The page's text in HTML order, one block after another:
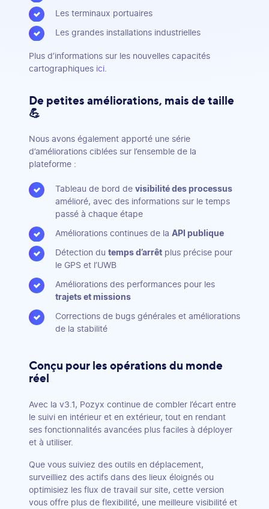
Les terminaux portuaires
Les grandes installations industrielles
Plus d’informations sur les nouvelles capacités
cartographiques ici
De petites améliorations, mais de taille
💪
Nous avons également apporté une série
d’améliorations ciblées sur l’ensemble de la
plateforme :
Tableau de bord de visibilité des processus
amélioré, avec des informations sur le temps
passé à chaque étape
Améliorations continues de la API publique
Détection du temps d’arrêt plus précise pour
le GPS et l’UWB
‍Améliorations des performances pour les
trajets et missions
Corrections de bugs générales et améliorations
de la stabilité
Conçu pour les opérations du monde
réel
Avec la v3.1, Pozyx continue de combler l’écart entre
le suivi en intérieur et en extérieur, tout en rendant
ses fonctionnalités avancées plus faciles à déployer
et à utiliser.
Que vous suiviez des outils en déplacement,
surveilliez des actifs dans des lieux éloignés ou
optimisiez les flux de travail sur site, cette version
vous offre plus de flexibilité, une meilleure visibilité et